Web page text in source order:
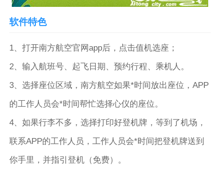
软件特色
1、打开南方航空官网app后，点击值机选座；
2、输入航班号、起飞日期、预约行程、乘机人。
3、选择座位区域，南方航空如果*时间放出座位，APP
的工作人员会*时间帮忙选择心仪的座位。
4、如果行李不多，选择打印好登机牌，等到了机场，
联系APP的工作人员，工作人员会*时间把登机牌送到
你手里，并指引登机（免费）。